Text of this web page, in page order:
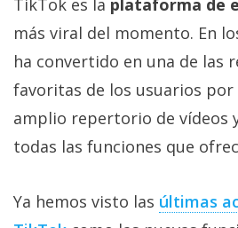
TikTok es la plataforma de
más viral del momento. En
ha convertido en una de las
favoritas de los usuarios por
amplio repertorio de vídeos
todas las funciones que
Ya hemos visto las últimas